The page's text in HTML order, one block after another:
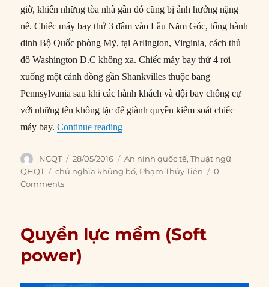
giờ, khiến những tòa nhà gần đó cũng bị ảnh hưởng nặng
nề. Chiếc máy bay thứ 3 đâm vào Lầu Năm Góc, tổng hành
dinh Bộ Quốc phòng Mỹ, tại Arlington, Virginia, cách thủ
đô Washington D.C không xa. Chiếc máy bay thứ 4 rơi
xuống một cánh đồng gần Shankvilles thuộc bang
Pennsylvania sau khi các hành khách và đội bay chống cự
với những tên không tặc để giành quyền kiểm soát chiếc
máy bay.Continue reading“Sự kiện 11/9 (September 11 Attacks)”
Author
NCQT
Posted
on
28/05/2016 Categories
An ninh quốc tế,Thuật ngữ
QHQT
Tags
chủ nghĩa khủng bố, Phạm Thủy Tiên
0
Comments
Quyền lực mềm (Soft
power)